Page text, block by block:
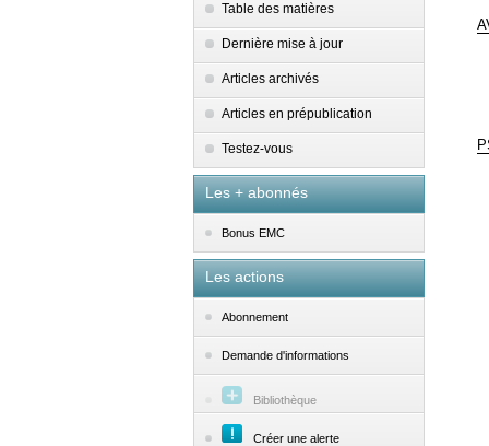
Table des matières
Dernière mise à jour
Articles archivés
Articles en prépublication
Testez-vous
Les + abonnés
Bonus EMC
Les actions
Abonnement
Demande d'informations
Bibliothèque
Créer une alerte